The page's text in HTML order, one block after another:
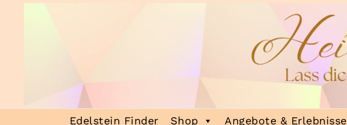
Heilsteinmagie
Lass dich verzaubern
Edelstein Finder Shop Angebote & Erlebnisse